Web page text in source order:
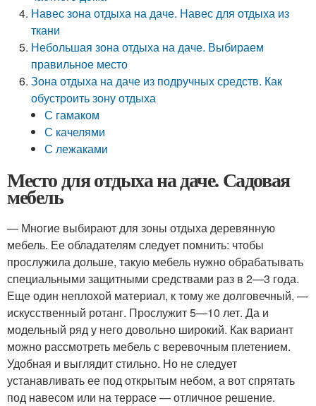
Навес зона отдыха на даче. Навес для отдыха из
ткани
Небольшая зона отдыха на даче. Выбираем
правильное место
Зона отдыха на даче из подручных средств. Как
обустроить зону отдыха
С гамаком
С качелями
С лежаками
Место для отдыха на даче. Садовая
мебель
— Многие выбирают для зоны отдыха деревянную
мебель. Ее обладателям следует помнить: чтобы
прослужила дольше, такую мебель нужно обрабатывать
специальными защитными средствами раз в 2—3 года.
Еще один неплохой материал, к тому же долговечный, —
искусственный ротанг. Прослужит 5—10 лет. Да и
модельный ряд у него довольно широкий. Как вариант
можно рассмотреть мебель с веревочным плетением.
Удобная и выглядит стильно. Но не следует
устанавливать ее под открытым небом, а вот спрятать
под навесом или на террасе — отличное решение.